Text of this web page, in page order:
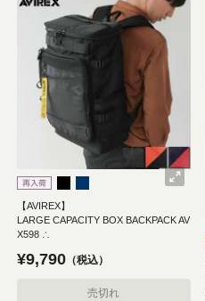
【AVIREX】
LARGE CAPACITY BOX BACKPACK AV
X598 ∴
¥9,790 税込
売切れ